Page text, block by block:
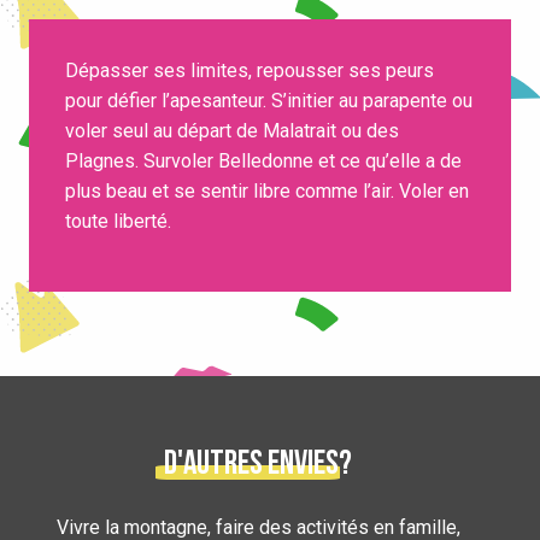
Dépasser ses limites, repousser ses peurs
pour défier l’apesanteur. S’initier au parapente ou
voler seul au départ de Malatrait ou des
Plagnes. Survoler Belledonne et ce qu’elle a de
plus beau et se sentir libre comme l’air. Voler en
toute liberté.
D'autres envies?
Vivre la montagne, faire des activités en famille,